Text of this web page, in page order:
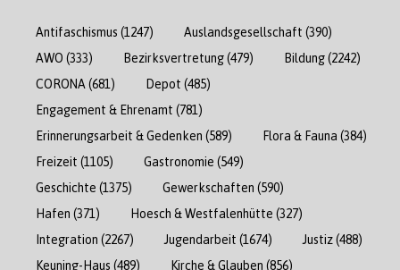
Antifaschismus (1247) Auslandsgesellschaft (390)
AWO (333) Bezirksvertretung(479) Bildung(2242)
CORONA (681) Depot (485)
Engagement & Ehrenamt (781)
Erinnerungsarbeit & Gedenken (589) Flora & Fauna (384)
Freizeit (1105) Gastronomie (549)
Geschichte (1375) Gewerkschaften (590)
Hafen (371) Hoesch & Westfalenhütte (327)
Integration (2267) Jugendarbeit (1674) Justiz(488)
Keuning-Haus (489) Kirche & Glauben (856)